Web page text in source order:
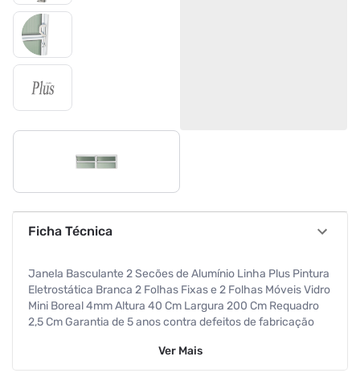
Ficha Técnica
Janela Basculante 2 Secões de Alumínio Linha Plus Pintura
Eletrostática Branca 2 Folhas Fixas e 2 Folhas Móveis Vidro
Mini Boreal 4mm Altura 40 Cm Largura 200 Cm Requadro
2,5 Cm Garantia de 5 anos contra defeitos de fabricação
Ver Mais